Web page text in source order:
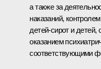
а также за
наказаний,
детей-сирот и детей,
оказанием
соответствующими